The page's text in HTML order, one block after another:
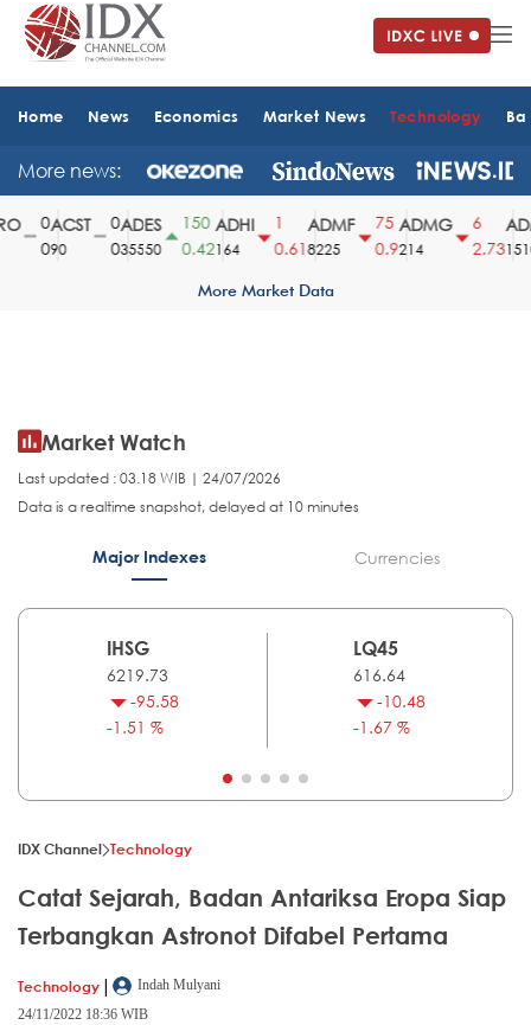
Home News Economics Market News Technology
More news:
ACST
90
0
ADES
35550
150
0.42
ADHI
164
0.61
ADMF
8225
0.9
ADMG
214
2.731510
More Market Data
Market Watch
Last updated : 03.18 WIB | 24/07/2026
Data is a realtime snapshot, delayed at 10 minutes
Major Indexes Currencies
IHSG
6219.73
-95.58
-1.51 %
LQ45
616.64
-10.48
-1.67 %
IDX Channel Technology
Catat Sejarah, Badan Antariksa Eropa Siap
Terbangkan Astronot Difabel Pertama
Technology |
Indah Mulyani
24/11/2022 18:36 WIB